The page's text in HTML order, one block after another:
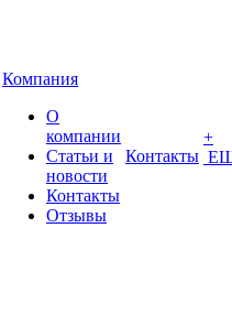
Компания
О
компании
Статьи и
новости
Контакты
Отзывы
Контакты
+